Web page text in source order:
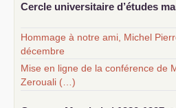
Cercle universitaire d’études
Hommage à notre ami, Michel
décembre
Mise en ligne de la conférence de
Zerouali (…)